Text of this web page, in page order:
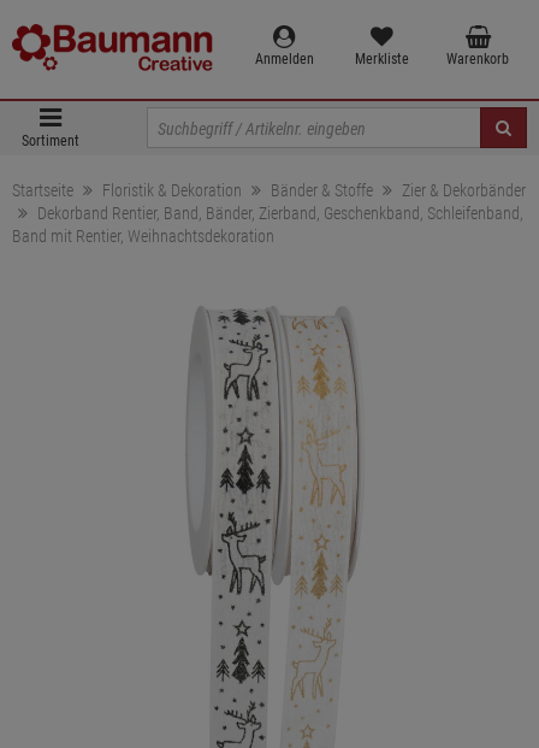
Anmelden Merkliste Warenkorb
Sortiment
Startseite Floristik & Dekoration Bänder & Stoffe
Zier & Dekorbänder
Dekorband Rentier, Band, Bänder, Zierband, Geschenkband, Schleifenband,
Band mit Rentier, Weihnachtsdekoration